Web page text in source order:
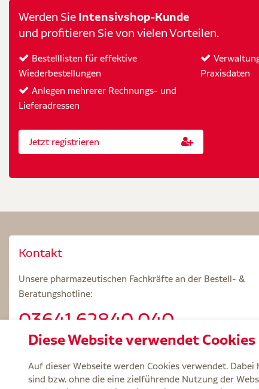
Werden Sie Intensivshop-Kunde
und profitieren Sie von vielen Vorteilen.
Bestelllisten für effektive
Wiederbestellungen
Anlegen mehrerer Rechnungs- und
Lieferadressen
Praxisdaten
Jetzt registrieren
Kontakt
Unsere pharmazeutischen Fachkräfte an der Bestell- &
Beratungshotline:
03641.62840 040
Beratungszeiten: Mo – Fr 8.00 – 18.00 Uhr
Diese Website verwendet Cookies
Auf dieser Webseite werden Cookies verwendet.
sind bzw. ohne die eine zielführende Nutzung der